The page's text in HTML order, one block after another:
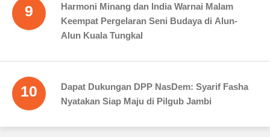
9
Harmoni Minang dan India Warnai Malam
Keempat Pergelaran Seni Budaya di Alun-
Alun Kuala Tungkal
10
Dapat Dukungan DPP NasDem: Syarif Fasha
Nyatakan Siap Maju di Pilgub Jambi